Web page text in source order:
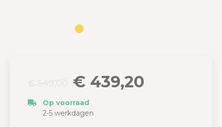
€ 439,20
Op voorraad
2-5 werkdagen